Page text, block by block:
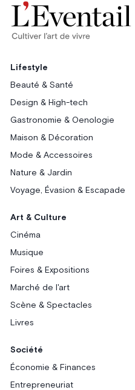
Lifestyle
Beauté & Santé
Design & High-tech
Gastronomie & Oenologie
Maison & Décoration
Mode & Accessoires
Nature & Jardin
Voyage, Évasion & Escapade
Art & Culture
Cinéma
Musique
Foires & Expositions
Marché de l'art
Scène & Spectacles
Livres
Société
Économie & Finances
Entrepreneuriat